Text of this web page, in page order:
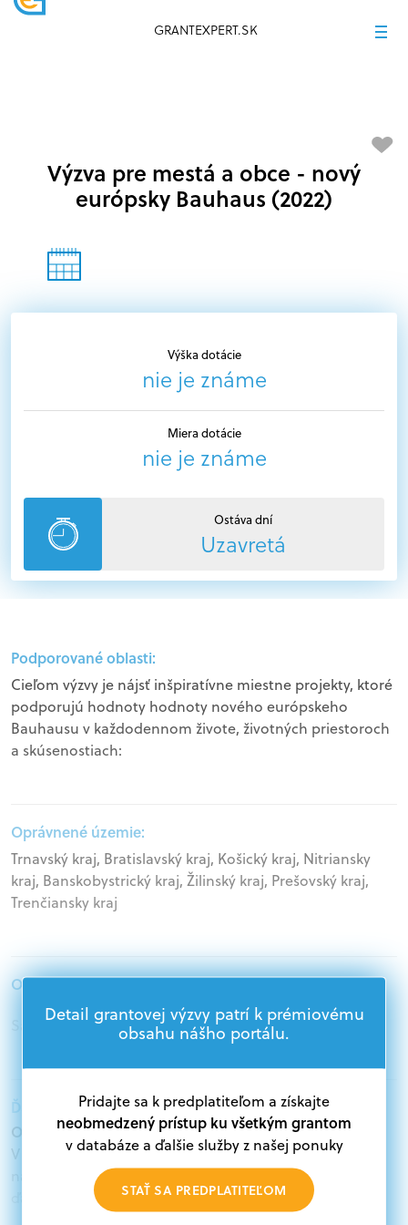
GRANTEXPERT.SK
Výška dotácie
nie je známe
Miera dotácie
nie je známe
Ostáva dní
Uzavretá
Výzva pre mestá a obce - nový
európsky Bauhaus (2022)
Podporované oblasti:
Cieľom výzvy je nájsť inšpiratívne miestne projekty, ktoré
podporujú hodnoty hodnoty nového európskeho
Bauhausu v každodennom živote, životných priestoroch
a skúsenostiach:
Oprávnené územie:
Trnavský kraj, Bratislavský kraj, Košický kraj, Nitriansky
kraj, Banskobystrický kraj, Žilinský kraj, Prešovský kraj,
Trenčiansky kraj
Oprávnení žiadatelia:
Samospráva
Ďalšie informácie:
Oprávnení žiadatelia:
V databáze grantov a dotácií na portáli Grantexpert.sk
nájdete aktuálne výzvy z eurofondov, plánu obnovy a
ďalších zdrojov.
Detail grantovej výzvy patrí k prémiovému
obsahu nášho portálu.
Pridajte sa k predplatiteľom a získajte
neobmedzený prístup ku všetkým grantom
v databáze a ďalšie služby z našej ponuky
STAŤ SA PREDPLATITEĽOM